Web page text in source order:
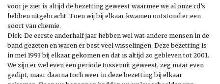
voor je ziet is altijd de bezetting geweest waarmee we al onze cd’s
hebben uitgebracht. Toen wij bij elkaar kwamen ontstond er een
soort van chemie.
Dick: De eerste anderhalf jaar hebben wel wat andere mensen in de
band gezeten en waren er best veel wisselingen. Deze bezetting is
in mei 1993 bij elkaar gekomen en dat is altijd zo gebleven tot 2001.
We zijn er wel even een periode tussenuit geweest, zeg maar even
gedipt, maar daarna toch weer in deze bezetting bij elkaar